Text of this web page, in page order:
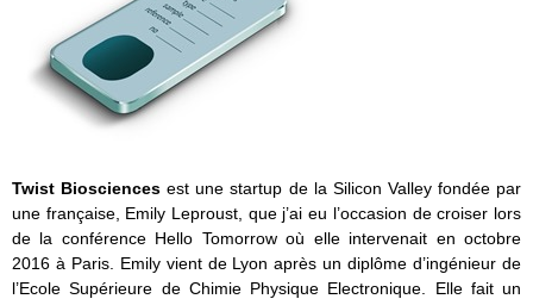
Twist Biosciences est une startup de la Silicon Valley fondée par
une française, Emily Leproust, que j’ai eu l’occasion de croiser lors
de la conférence Hello Tomorrow où elle intervenait en octobre
2016 à Paris. Emily vient de Lyon après un diplôme d’ingénieur de
l’Ecole Supérieure de Chimie Physique Electronique. Elle fait un